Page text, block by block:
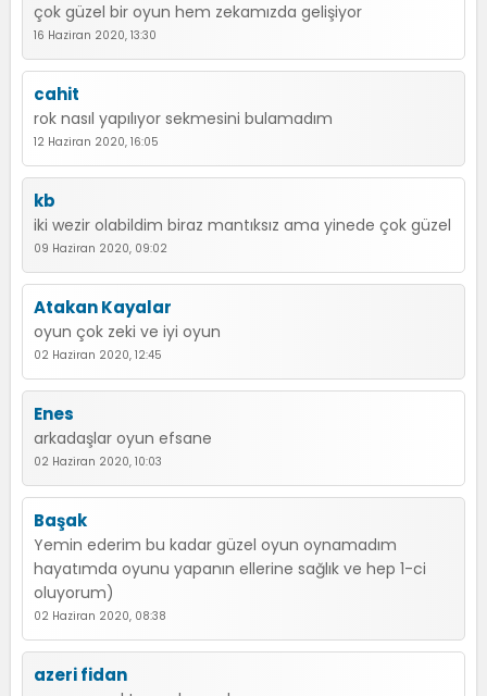
çok güzel bir oyun hem zekamızda gelişiyor
16 Haziran 2020, 13:30
cahit
rok nasıl yapılıyor sekmesini bulamadım
12 Haziran 2020, 16:05
kb
iki wezir olabildim biraz mantıksız ama yinede çok güzel
09 Haziran 2020, 09:02
Atakan Kayalar
oyun çok zeki ve iyi oyun
02 Haziran 2020, 12:45
Enes
arkadaşlar oyun efsane
02 Haziran 2020, 10:03
Başak
Yemin ederim bu kadar güzel oyun oynamadım
hayatımda oyunu yapanın ellerine sağlık ve hep 1-ci
oluyorum)
02 Haziran 2020, 08:38
azeri fidan